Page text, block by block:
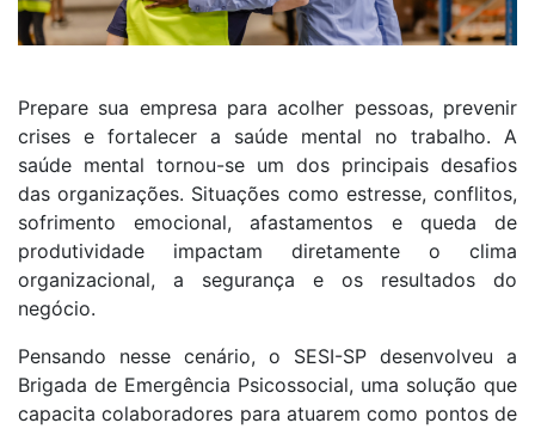
Prepare sua empresa para acolher pessoas, prevenir
crises e fortalecer a saúde mental no trabalho. A
saúde mental tornou-se um dos principais desafios
das organizações. Situações como estresse, conflitos,
sofrimento emocional, afastamentos e queda de
produtividade impactam diretamente o clima
organizacional, a segurança e os resultados do
negócio.
Pensando nesse cenário, o SESI-SP desenvolveu a
Brigada de Emergência Psicossocial, uma solução que
capacita colaboradores para atuarem como pontos de